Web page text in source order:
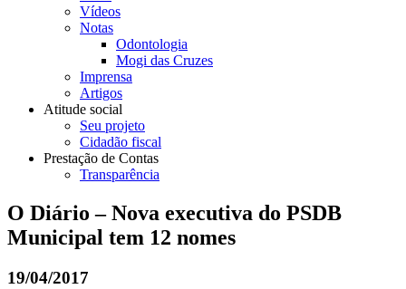
Vídeos
Notas
Odontologia
Mogi das Cruzes
Imprensa
Artigos
Atitude social
Seu projeto
Cidadão fiscal
Prestação de Contas
Transparência
O Diário – Nova executiva do PSDB
Municipal tem 12 nomes
19/04/2017